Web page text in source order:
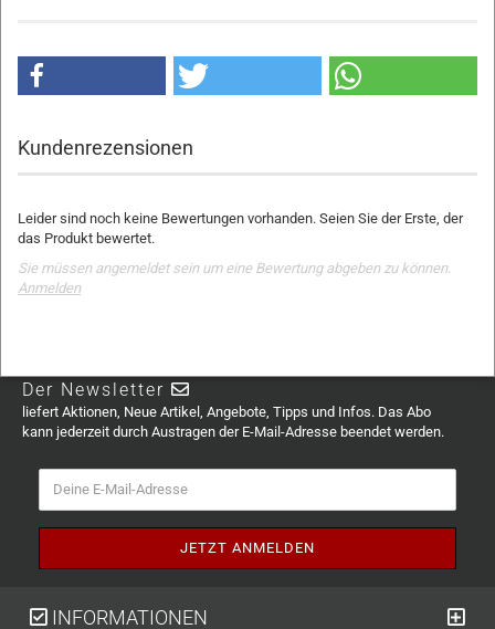
Kundenrezensionen
Leider sind noch keine Bewertungen vorhanden. Seien Sie der Erste, der
das Produkt bewertet.
Sie müssen angemeldet sein um eine Bewertung abgeben zu können.
Anmelden
Der Newsletter
liefert Aktionen, Neue Artikel, Angebote, Tipps und Infos. Das Abo
kann jederzeit durch Austragen der E-Mail-Adresse beendet werden.
INFORMATIONEN